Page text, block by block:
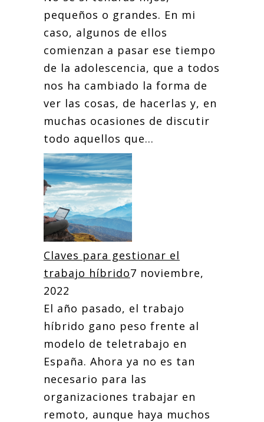
pequeños o grandes. En mi
caso, algunos de ellos
comienzan a pasar ese tiempo
de la adolescencia, que a todos
nos ha cambiado la forma de
ver las cosas, de hacerlas y, en
muchas ocasiones de discutir
todo aquellos que...
Claves para gestionar el
trabajo híbrido7 noviembre,
2022
El año pasado, el trabajo
híbrido gano peso frente al
modelo de teletrabajo en
España. Ahora ya no es tan
necesario para las
organizaciones trabajar en
remoto, aunque haya muchos